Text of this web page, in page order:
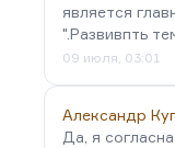
является
".Развивпть
09 июля, 03:01
Александр
Да, я